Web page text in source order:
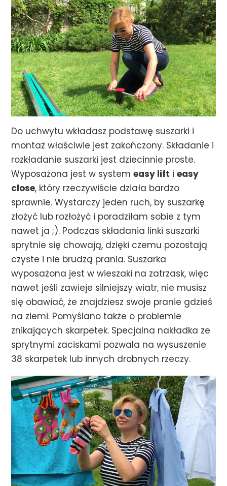
Do uchwytu wkładasz podstawę suszarki i
montaż właściwie jest zakończony. Składanie i
rozkładanie suszarki jest dziecinnie proste.
Wyposażona jest w systemeasy lift ieasy
close, który rzeczywiście działa bardzo
sprawnie. Wystarczy jeden ruch, by suszarkę
złożyć lub rozłożyć i poradziłam sobie z tym
nawet ja ;). Podczas składania linki suszarki
sprytnie się chowają, dzięki czemu pozostają
czyste i nie brudzą prania. Suszarka
wyposażona jest w wieszaki na zatrzask, więc
nawet jeśli zawieje silniejszy wiatr, nie musisz
się obawiać, że znajdziesz swoje pranie gdzieś
na ziemi. Pomyślano także o problemie
znikających skarpetek. Specjalna nakładka ze
sprytnymi zaciskami pozwala na wysuszenie
38 skarpetek lub innych drobnych rzeczy.